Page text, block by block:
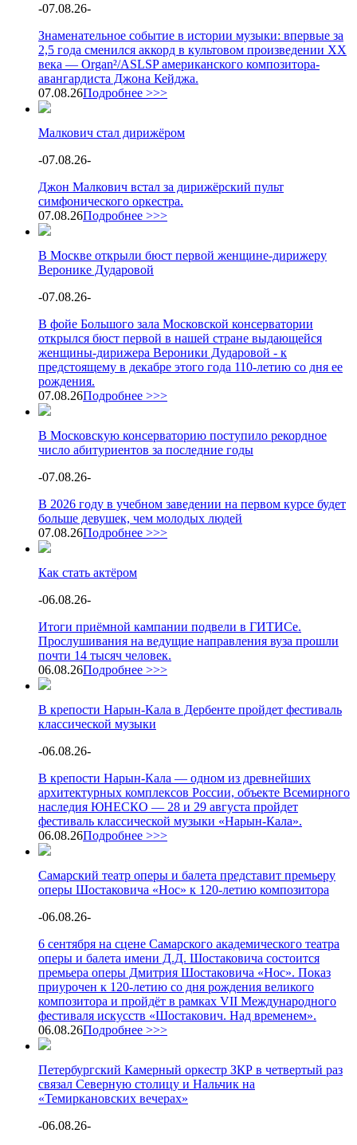
-07.08.26-
Знаменательное событие в истории музыки: впервые за
2,5 года сменился аккорд в культовом произведении XX
века — Organ²/ASLSP американского композитора-
авангардиста Джона Кейджа.
07.08.26Подробнее >>>
Малкович стал дирижёром
-07.08.26-
Джон Малкович встал за дирижёрский пульт
симфонического оркестра.
07.08.26Подробнее >>>
В Москве открыли бюст первой женщине-дирижеру
Веронике Дударовой
-07.08.26-
В фойе Большого зала Московской консерватории
открылся бюст первой в нашей стране выдающейся
женщины-дирижера Вероники Дударовой - к
предстоящему в декабре этого года 110-летию со дня ее
рождения.
07.08.26Подробнее >>>
В Московскую консерваторию поступило рекордное
число абитуриентов за последние годы
-07.08.26-
В 2026 году в учебном заведении на первом курсе будет
больше девушек, чем молодых людей
07.08.26Подробнее >>>
Как стать актёром
-06.08.26-
Итоги приёмной кампании подвели в ГИТИСе.
Прослушивания на ведущие направления вуза прошли
почти 14 тысяч человек.
06.08.26Подробнее >>>
В крепости Нарын-Кала в Дербенте пройдет фестиваль
классической музыки
-06.08.26-
В крепости Нарын-Кала — одном из древнейших
архитектурных комплексов России, объекте Всемирного
наследия ЮНЕСКО — 28 и 29 августа пройдет
фестиваль классической музыки «Нарын-Кала».
06.08.26Подробнее >>>
Самарский театр оперы и балета представит премьеру
оперы Шостаковича «Нос» к 120-летию композитора
-06.08.26-
6 сентября на сцене Самарского академического театра
оперы и балета имени Д.Д. Шостаковича состоится
премьера оперы Дмитрия Шостаковича «Нос». Показ
приурочен к 120-летию со дня рождения великого
композитора и пройдёт в рамках VII Международного
фестиваля искусств «Шостакович. Над временем».
06.08.26Подробнее >>>
Петербургский Камерный оркестр ЗКР в четвертый раз
связал Северную столицу и Нальчик на
«Темиркановских вечерах»
-06.08.26-